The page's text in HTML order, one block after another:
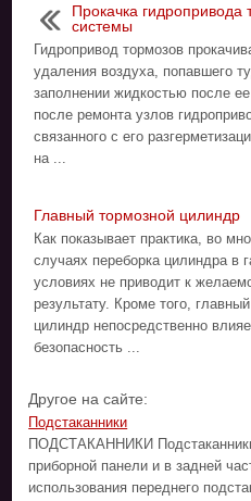
Прокачка гидропривода
системы
Гидропривод тормозов
удаления воздуха, попавшего
заполнении жидкостью после
после ремонта узлов
связанного с его
на ...
Главный тормозной цилиндр
Как показывает практика, во
случаях переборка цилиндра в
условиях не приводит к
результату. Кроме того,
цилиндр непосредственно
безопасность ...
Другое на сайте:
Подстаканники
ПОДСТАКАННИКИ
приборной панели и в задней
использования переднего